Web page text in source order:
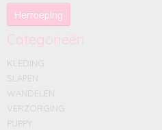
Herroeping
Categorieën
KLEDING
SLAPEN
WANDELEN
VERZORGING
PUPPY